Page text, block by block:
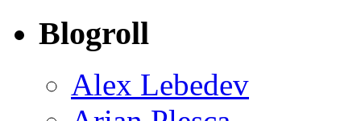
Blogroll
Alex Lebedev